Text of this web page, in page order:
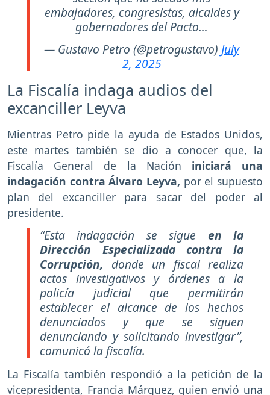
embajadores, congresistas, alcaldes y
gobernadores del Pacto…
— Gustavo Petro (@petrogustavo) July
2, 2025
La Fiscalía indaga audios del
excanciller Leyva
Mientras Petro pide la ayuda de Estados Unidos,
este martes también se dio a conocer que, la
Fiscalía General de la Nación iniciará una
indagación contra Álvaro Leyva, por el supuesto
plan del excanciller para sacar del poder al
presidente.
“Esta indagación se sigue en la
Dirección Especializada contra la
Corrupción, donde un fiscal realiza
actos investigativos y órdenes a la
policía judicial que permitirán
establecer el alcance de los hechos
denunciados y que se siguen
denunciando y solicitando investigar”,
comunicó la fiscalía.
La Fiscalía también respondió a la petición de la
vicepresidenta, Francia Márquez, quien envió una